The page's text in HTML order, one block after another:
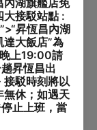
습니다.
추가 요금이
주시기 바랍니
합니다.
가가 가능합니
요합니다.
內湖旗艦店免
大接駁站點 :
昇恆昌內湖
達大飯店”為
上19:00請
昇恆昌出
駁時刻將以
無休；如遇天
止上班，當